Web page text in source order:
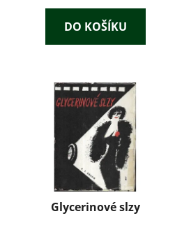
DO KOŠÍKU
Glycerinové slzy